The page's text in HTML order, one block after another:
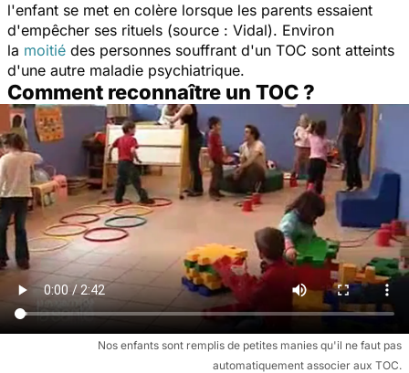
l'enfant se met en colère lorsque les parents essaient
d'empêcher ses rituels (source : Vidal). Environ
la moitié des personnes souffrant d'un TOC sont atteints
d'une autre maladie psychiatrique.
Comment reconnaître un TOC ?
Nos enfants sont remplis de petites manies qu'il ne faut pas
automatiquement associer aux TOC.